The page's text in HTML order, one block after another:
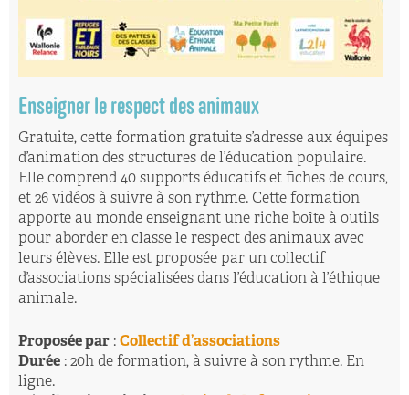
Enseigner le respect des animaux
Gratuite, cette formation gratuite s’adresse aux équipes
d’animation des structures de l’éducation populaire.
Elle comprend 40 supports éducatifs et fiches de cours,
et 26 vidéos à suivre à son rythme. Cette formation
apporte au monde enseignant une riche boîte à outils
pour aborder en classe le respect des animaux avec
leurs élèves. Elle est proposée par un collectif
d’associations spécialisées dans l’éducation à l’éthique
animale.
Proposée par : Collectif d’associations
Durée : 20h de formation, à suivre à son rythme. En
ligne.